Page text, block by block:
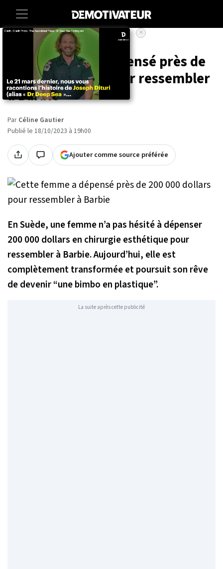
Insolite
Cette femme a dépensé près de
200 000 dollars pour ressembler
à Barbie
Par Céline Gautier
Publié le 18/10/2023 à 19h00
Ajouter comme source préférée
En Suède, une femme n’a pas hésité à dépenser
200 000 dollars en chirurgie esthétique pour
ressembler à Barbie. Aujourd’hui, elle est
complètement transformée et poursuit son rêve
de devenir “une bimbo en plastique”.
La suite après cette publicité
×